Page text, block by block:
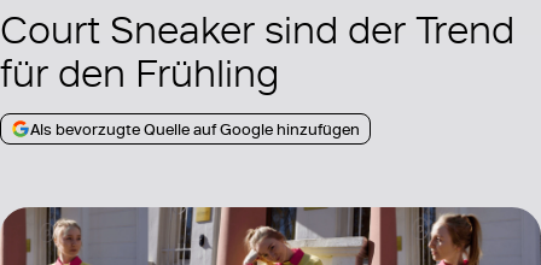
Court Sneaker sind der Trend
für den Frühling
Als bevorzugte Quelle auf Google hinzufügen